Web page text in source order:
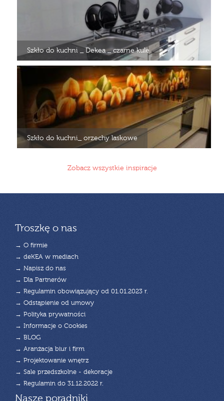
Szkło do kuchni _ Dekea _ czarne kule
Szkło do kuchni_ orzechy laskowe
Zobacz wszystkie inspiracje
Troszkę o nas
→ O firmie
→ deKEA w mediach
→ Napisz do nas
→ Dla Partnerów
→ Regulamin obowiązujący od 01.01.2023 r.
→ Odstąpienie od umowy
→ Polityka prywatności
→ Informacje o Cookies
→ BLOG
→ Aranżacja biur i firm
→ Projektowanie wnętrz
→ Sale przedszkolne - dekoracje
→ Regulamin do 31.12.2022 r.